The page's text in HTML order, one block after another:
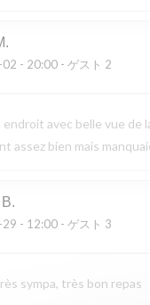
- 20:00 - ゲスト 2
endroit avec belle vue de
assez bien mais
B
- 12:00 - ゲスト 3
sympa, très bon repas